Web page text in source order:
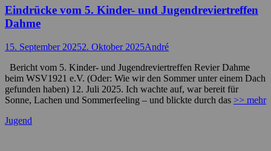
Eindrücke vom 5. Kinder- und Jugendreviertreffen
Dahme
Posted
15. September 20252. Oktober 2025Autor
André
Bericht vom 5. Kinder- und Jugendreviertreffen Revier Dahme
beim WSV1921 e.V. (Oder: Wie wir den Sommer unter einem Dach
gefunden haben) 12. Juli 2025. Ich wachte auf, war bereit für
Sonne, Lachen und Sommerfeeling – und blickte durch das >> mehr
Kategorien
Jugend